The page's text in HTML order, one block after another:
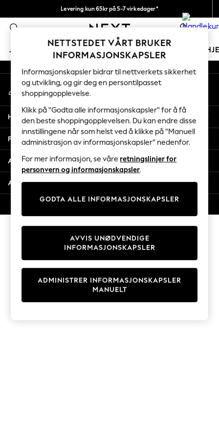
Levering kun 65kr på 5-7 virkedager*
Vi betaler alle tollavgifter 0
JENTER GUTTER BABY KVINNER
GIRLS
New In
50 - 92cm
98 - 110cm
116 - 134cm
140 - 174cm
Trending: Top & Short Sets
Trending: Clogs
Toy Story
THE SET
Coats & Jackets
Sweatshirts & Hoodies
Knitwear
Cardigans
Dresses
Sets & Outfits
T-Shirts
An error occurred on client
Våre sosiale nettverk
Min konto
Logg inn på kontoen din
Hjelp
Personvern & Juridisk
Avdelinger
Andre tjenester
NETTSTEDET VÅRT BRUKER
INFORMASJONSKAPSLER
Informasjonskapsler bidrar til nettverkets sikkerhet
og utvikling, og gir deg en persontilpasset
shoppingopplevelse.
Klikk på "Godta alle informasjonskapsler" for å få
den beste shoppingopplevelsen. Du kan endre disse
innstillingene når som helst ved å klikke på "Manuell
administrasjon av informasjonskapsler" nedenfor.
For mer informasjon, se våre retningslinjer for
personvern og informasjonskapsler.
GODTA ALLE INFORMASJONSKAPSLER
ADMINISTRER INFORMASJONSKAPSLER
MANUELT
AVVIS UNØDVENDIGE
INFORMASJONSKAPSLER